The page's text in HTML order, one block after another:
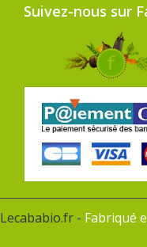
Lecababio.fr - Fabriqué
Suivez-nous sur